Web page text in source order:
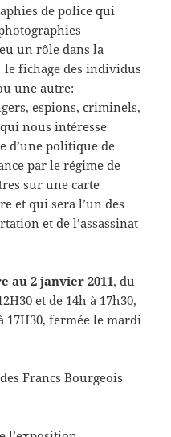
de police qui
un rôle dans la
fichage des individus
une autre:
espions, criminels,
nous intéresse
d’une politique de
par le régime de
sur une carte
et qui sera l’un des
et de l’assassinat
au 2 janvier 2011, du
et de 14h à 17h30,
17H30, fermée le mardi
Francs Bourgeois